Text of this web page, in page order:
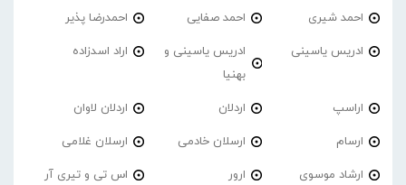
احمد شیری احمد صفایی احمدرضا پذیر
ادریس یاسینی
ادریس یاسینی و
بهنیا
اراد اسدزاده
اراسپ اردلان اردلان لاوان
ارسام ارسلان خادمی ارسلان غلامی
ارشاد موسوی ارور اس تی و تیری آر